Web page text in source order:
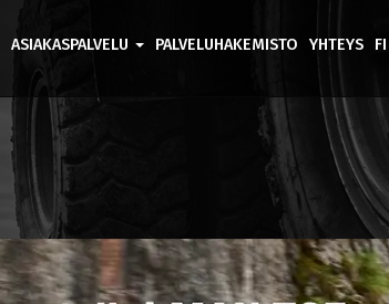
ASIAKASPALVELU PALVELUHAKEMISTO YHTEYS FI